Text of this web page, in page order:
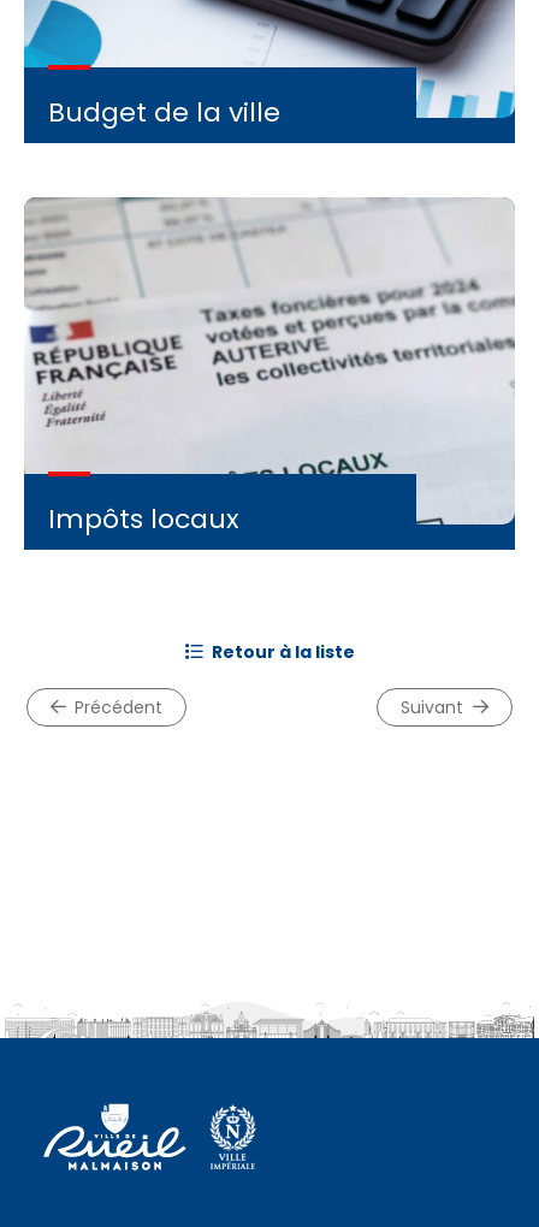
Budget de la ville
Impôts locaux
précédent
retour à la liste
suivant